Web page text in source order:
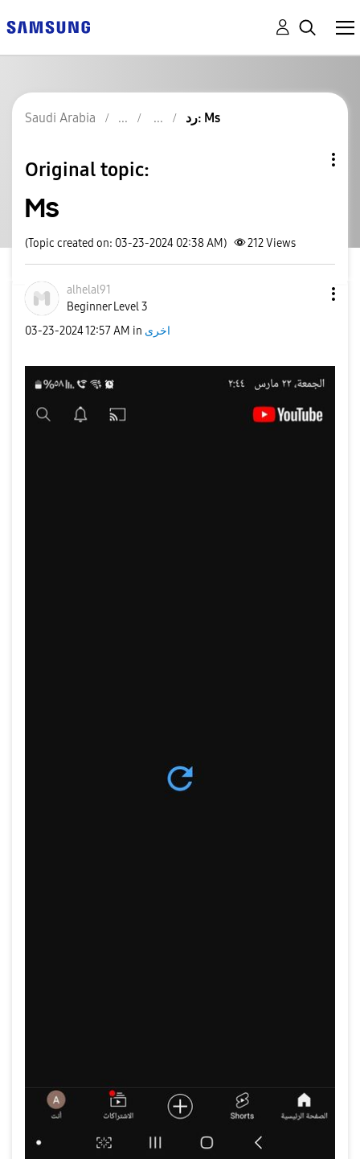
Saudi Arabia رد: Ms
Original topic:
Ms
(Topic created on: 03-23-2024 02:38 AM) 212Views
alhelal91
Beginner Level 3
‎03-23-202412:57 AM in اخرى